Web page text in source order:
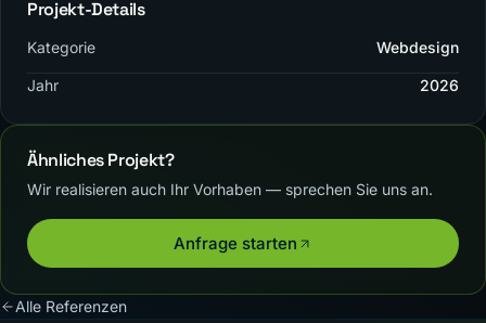
Projekt-Details
Kategorie Webdesign
Jahr 2026
Ähnliches Projekt?
Wir realisieren auch Ihr Vorhaben — sprechen Sie uns an.
Anfrage starten
Alle Referenzen